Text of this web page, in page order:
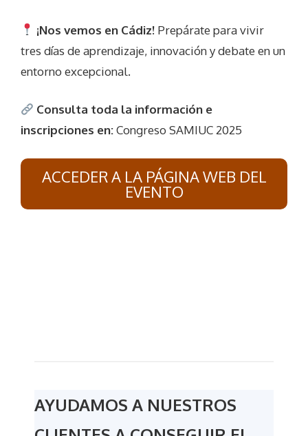
¡Nos vemos en Cádiz! Prepárate para vivir
tres días de aprendizaje, innovación y debate en un
entorno excepcional.
Consulta toda la información e
inscripciones en:Congreso SAMIUC 2025
ACCEDER A LA PÁGINA WEB DEL
EVENTO
AYUDAMOS A NUESTROS